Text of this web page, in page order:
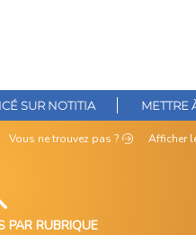
SUR NOTITIA METTRE
Vous netrouvez pas ? Afficher
PAR RUBRIQUE